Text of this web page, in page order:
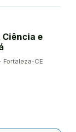
Ciência e
Fortaleza-CE